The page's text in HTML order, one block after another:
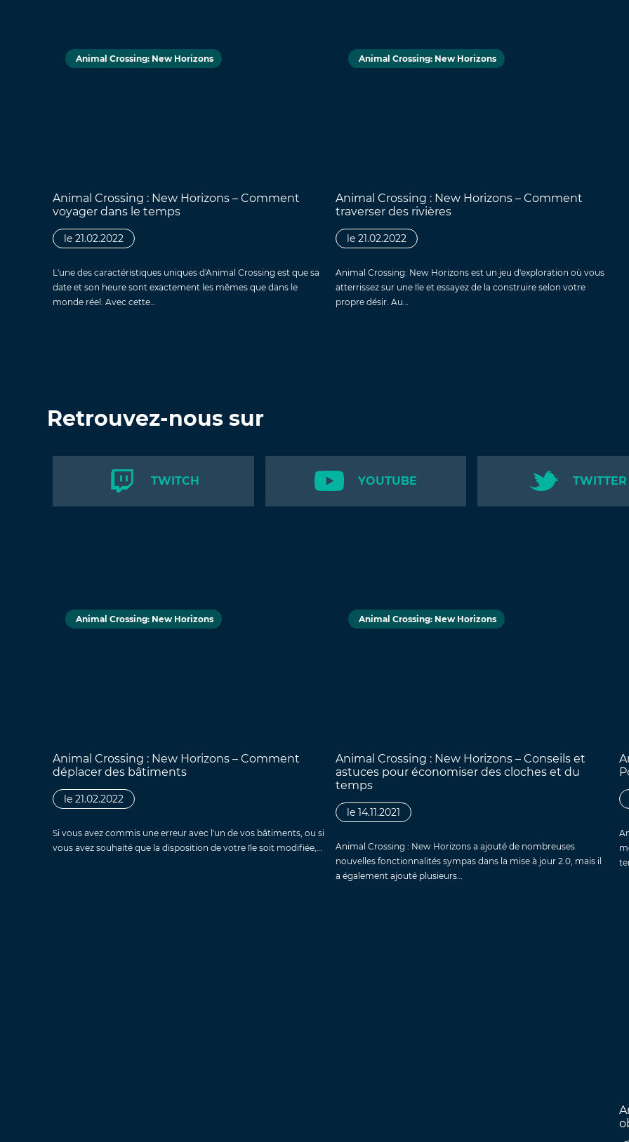
Animal Crossing: New Horizons
Animal Crossing : New Horizons – Comment
voyager dans le temps
le 21.02.2022
L'une des caractéristiques uniques d'Animal Crossing est que sa
date et son heure sont exactement les mêmes que dans le
monde réel. Avec cette…
Animal Crossing: New Horizons
Animal Crossing : New Horizons – Comment
traverser des rivières
le 21.02.2022
Animal Crossing: New Horizons est un jeu d'exploration où vous
atterrissez sur une île et essayez de la construire selon votre
propre désir. Au…
Retrouvez-nous sur
TWITCH YOUTUBE TWITTER
Animal Crossing: New Horizons
Animal Crossing : New Horizons – Comment
déplacer des bâtiments
le 21.02.2022
Si vous avez commis une erreur avec l'un de vos bâtiments, ou si
vous avez souhaité que la disposition de votre île soit modifiée,…
Animal Crossing: New Horizons
Animal Crossing : New Horizons – Conseils et
astuces pour économiser des cloches et du
temps
le 14.11.2021
Animal Crossing : New Horizons a ajouté de nombreuses
nouvelles fonctionnalités sympas dans la mise à jour 2.0, mais il
a également ajouté plusieurs…